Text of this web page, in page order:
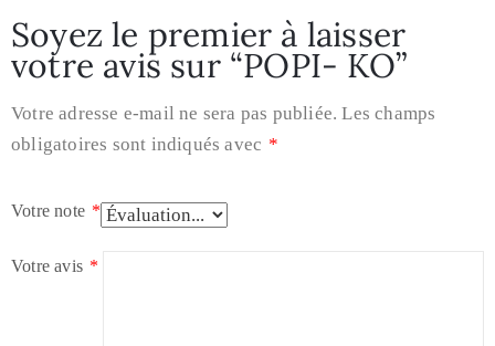
Soyez le premier à laisser
votre avis sur “POPI- KO”
Votre adresse e-mail ne sera pas publiée. Les champs
obligatoires sont indiqués avec *
Votre note *
Votre avis *